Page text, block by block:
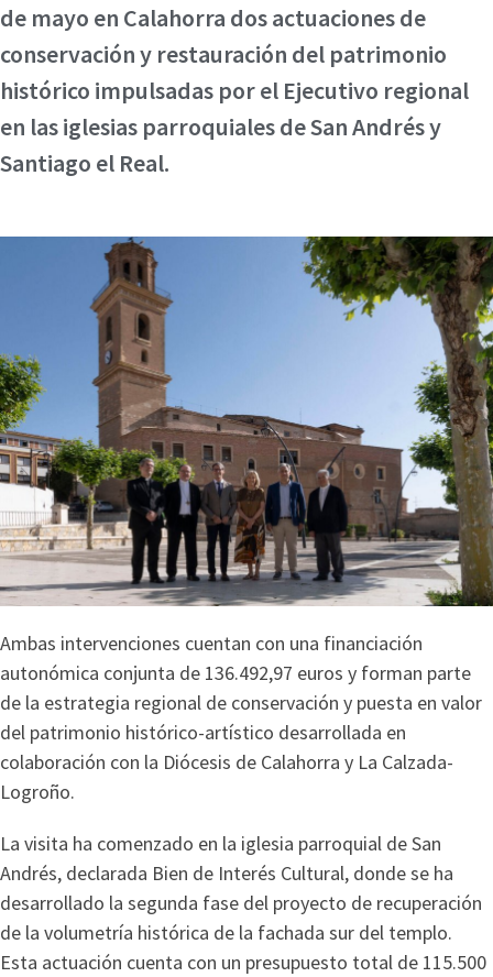
de mayo en Calahorra dos actuaciones de
conservación y restauración del patrimonio
histórico impulsadas por el Ejecutivo regional
en las iglesias parroquiales de San Andrés y
Santiago el Real.
Ambas intervenciones cuentan con una financiación
autonómica conjunta de 136.492,97 euros y forman parte
de la estrategia regional de conservación y puesta en valor
del patrimonio histórico-artístico desarrollada en
colaboración con la Diócesis de Calahorra y La Calzada-
Logroño.
La visita ha comenzado en la iglesia parroquial de San
Andrés, declarada Bien de Interés Cultural, donde se ha
desarrollado la segunda fase del proyecto de recuperación
de la volumetría histórica de la fachada sur del templo.
Esta actuación cuenta con un presupuesto total de 115.500